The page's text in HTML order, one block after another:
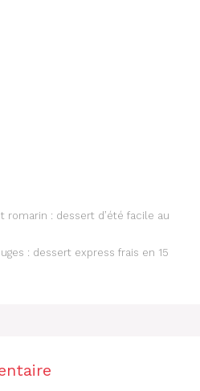
romarin : dessert d’été facile au
: dessert express frais en 15